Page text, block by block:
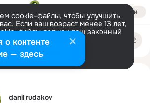
Войти
cookie-файлы, чтобы улучшить
Если ваш возраст менее 13 лет,
файлы должен ваш законный
Больше информации
Настроить
danil rudakov
контенте
— здесь